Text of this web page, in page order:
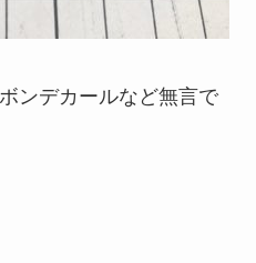
ンデカールなど無言で